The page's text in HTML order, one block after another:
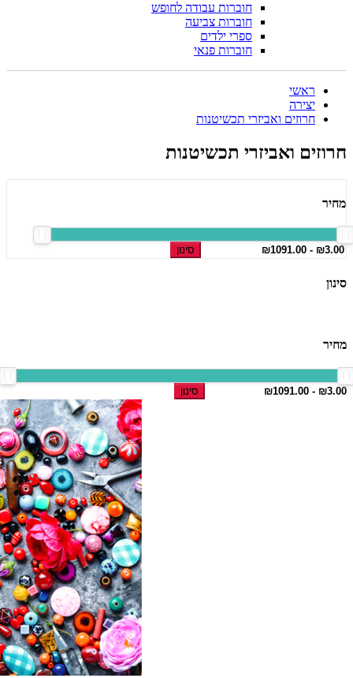
חוברות עבודה לחופש
חוברות צביעה
ספרי ילדים
חוברות פנאי
ראשי
יצירה
חרוזים ואביזרי תכשיטנות
חרוזים ואביזרי תכשיטנות
מחיר
סינון
סינון
מחיר
סינון